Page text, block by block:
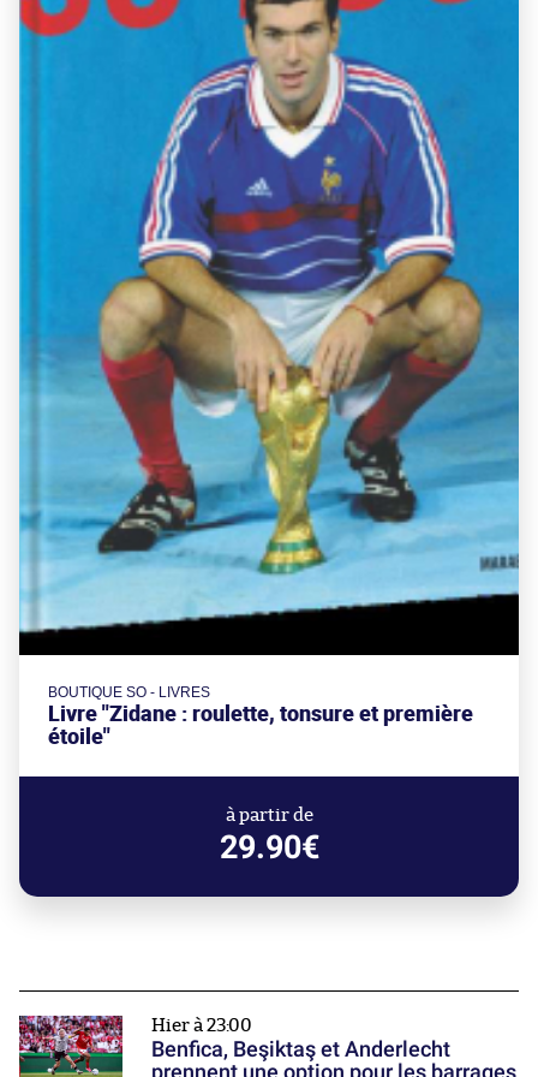
BOUTIQUE SO - LIVRES
Livre "Zidane : roulette, tonsure et première
étoile"
à partir de
29.90€
Hier à 23:00
Benfica, Beşiktaş et Anderlecht
prennent une option pour les barrages